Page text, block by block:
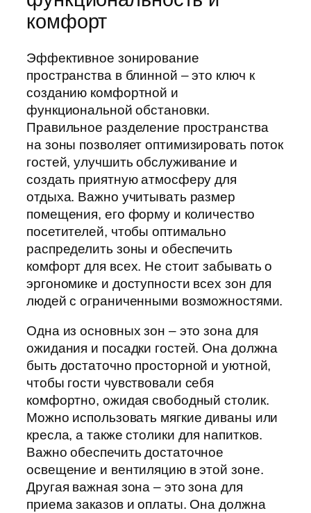
комфорт
Эффективное зонирование
пространства в блинной – это ключ к
созданию комфортной и
функциональной обстановки.
Правильное разделение пространства
на зоны позволяет оптимизировать поток
гостей, улучшить обслуживание и
создать приятную атмосферу для
отдыха. Важно учитывать размер
помещения, его форму и количество
посетителей, чтобы оптимально
распределить зоны и обеспечить
комфорт для всех. Не стоит забывать о
эргономике и доступности всех зон для
людей с ограниченными возможностями.
Одна из основных зон – это зона для
ожидания и посадки гостей. Она должна
быть достаточно просторной и уютной,
чтобы гости чувствовали себя
комфортно, ожидая свободный столик.
Можно использовать мягкие диваны или
кресла, а также столики для напитков.
Важно обеспечить достаточное
освещение и вентиляцию в этой зоне.
Другая важная зона – это зона для
приема заказов и оплаты. Она должна